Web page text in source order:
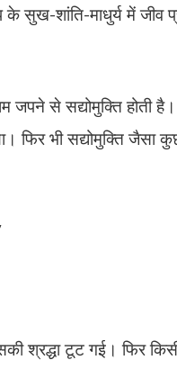
के सुख-शांति-माधुर्य में
जपने से सद्योमुक्ति
भी सद्योमुक्ति जैसा
श्रद्धा टूट गई। फिर